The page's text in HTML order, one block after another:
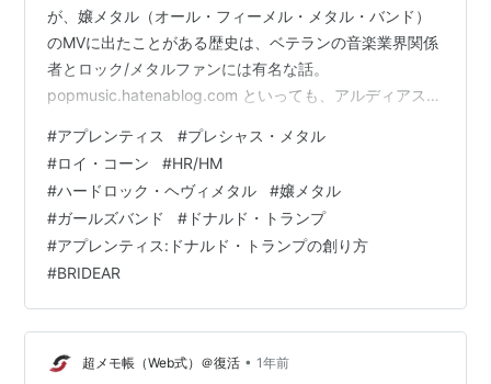
が、嬢メタル（オール・フィーメル・メタル・バンド）
のMVに出たことがある歴史は、ベテランの音楽業界関係
者とロック/メタルファンには有名な話。
popmusic.hatenablog.com といっても、アルディアスで
アメリカのヘアメタルのプレシャス・メタルというバン
ド。 当時のアメリカのオール・フィーメール・メタル・
バンドといえば、VIXEN（ヴィクセン）、ファントム・
ブルー、プレシャス・メタルだと思うがどうでしょう？
VIXEN（ヴィクセン）は、ヒット曲をそれこそ現代の日
本のオール…
#アプレンティス #プレシャス・メタル
#ロイ・コーン #HR/HM
#ハードロック・ヘヴィメタル #嬢メタル
#ガールズバンド # ドナルド・トランプ
#アプレンティス:ドナルド・トランプの創り方
#BRIDEAR
超メモ帳（Web式）＠復活 • 1年前